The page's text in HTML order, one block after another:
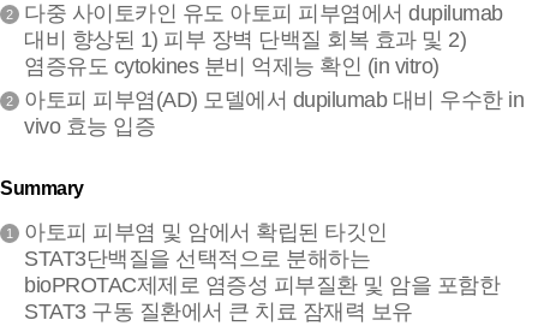
2
다중 사이토카인 유도 아토피 피부염에서 dupilumab
대비 향상된 1) 피부 장벽 단백질 회복 효과 및 2)
염증유도 cytokines 분비 억제능 확인 (in vitro)
2
아토피 피부염(AD) 모델에서 dupilumab 대비 우수한 in
vivo 효능 입증
Summary
1
아토피 피부염 및 암에서 확립된 타깃인
STAT3단백질을 선택적으로 분해하는
bioPROTAC제제로 염증성 피부질환 및 암을 포함한
STAT3 구동 질환에서 큰 치료 잠재력 보유